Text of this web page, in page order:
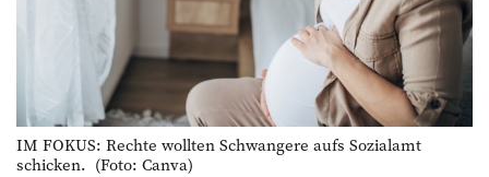
IM FOKUS: Rechte wollten Schwangere aufs Sozialamt
schicken. (Foto: Canva)